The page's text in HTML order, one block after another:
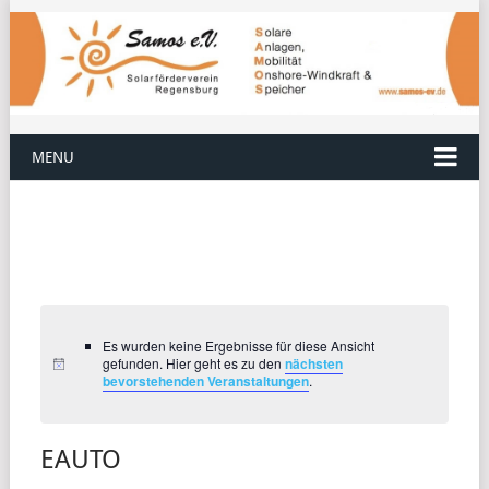
MENU
Es wurden keine Ergebnisse für diese Ansicht
gefunden. Hier geht es zu den nächsten
bevorstehenden Veranstaltungen.
EAUTO